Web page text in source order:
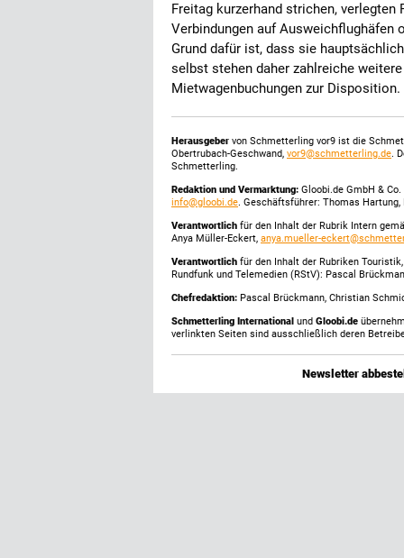
Freitag kurzerhand strichen,
Verbindungen auf Ausweichflughäfen
Grund dafür ist, dass sie
selbst stehen daher zahlreiche
Mietwagenbuchungen zur Disposition.
Herausgeber von Schmetterling vor9 ist die
Obertrubach-Geschwand, vor9@schmetterling.de.
Schmetterling.
Redaktion und Vermarktung: Gloobi.de GmbH &
info@gloobi.de. Geschäftsführer: Thomas
Verantwortlich für den Inhalt der Rubrik Intern
Anya Müller-Eckert, anya.mueller-
Verantwortlich für den Inhalt der Rubriken
Rundfunk und Telemedien (RStV): Pascal
Chefredaktion: Pascal Brückmann, Christian
Schmetterling International und Gloobi.de
verlinkten Seiten sind ausschließlich deren
Newsletter